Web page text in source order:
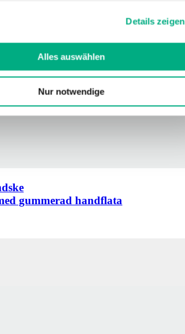
undImpressum.
Details zeigen
Alles auswählen
Nur notwendige
gummerad handflata